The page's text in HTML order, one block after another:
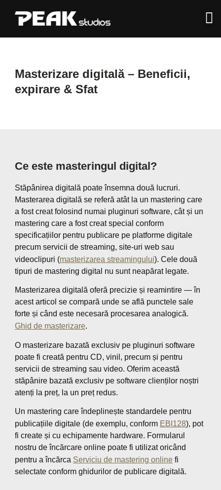
Masterizare digitală – Beneficii
expirare & Sfat
Ce este masteringul digital?
Stăpânirea digitală poate însemna două lucruri.
Masterarea digitală se referă atât la un mastering care
a fost creat folosind numai pluginuri software, cât și un
mastering care a fost creat special conform
specificațiilor pentru publicare pe platforme digitale
precum servicii de streaming, site-uri web sau
videoclipuri (masterizarea streamingului). Cele două
tipuri de mastering digital nu sunt neapărat legate.
Masterizarea digitală oferă precizie și reamintire — în
acest articol se compară unde se află punctele sale
forte și când este necesară procesarea analogică.
Ghid de masterizare.
O masterizare bazată exclusiv pe pluginuri software
poate fi creată pentru CD, vinil, precum și pentru
servicii de streaming sau video. Oferim această
stăpânire bazată exclusiv pe software clienților noștri
atenți la preț, la un preț redus.
Un mastering care îndeplinește standardele pentru
publicațiile digitale (de exemplu, conform EBI128), pot
fi create și cu echipamente hardware. Formularul
nostru de încărcare online poate fi utilizat oricând
pentru a încărca Serviciu de mastering online fi
selectate conform ghidurilor de publicare digitală.